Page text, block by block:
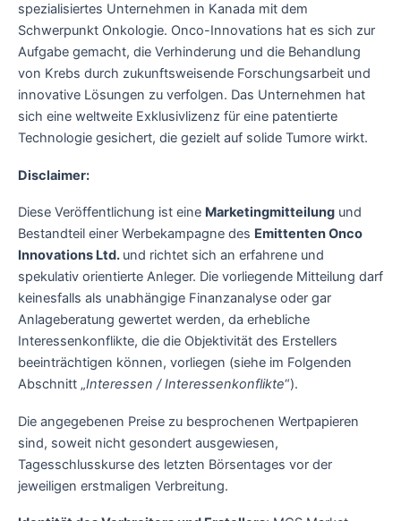
spezialisiertes Unternehmen in Kanada mit dem
Schwerpunkt Onkologie. Onco-Innovations hat es sich zur
Aufgabe gemacht, die Verhinderung und die Behandlung
von Krebs durch zukunftsweisende Forschungsarbeit und
innovative Lösungen zu verfolgen. Das Unternehmen hat
sich eine weltweite Exklusivlizenz für eine patentierte
Technologie gesichert, die gezielt auf solide Tumore wirkt.
Disclaimer:
Diese Veröffentlichung ist eine Marketingmitteilung und
Bestandteil einer Werbekampagne des Emittenten Onco
Innovations Ltd. und richtet sich an erfahrene und
spekulativ orientierte Anleger. Die vorliegende Mitteilung darf
keinesfalls als unabhängige Finanzanalyse oder gar
Anlageberatung gewertet werden, da erhebliche
Interessenkonflikte, die die Objektivität des Erstellers
beeinträchtigen können, vorliegen (siehe im Folgenden
Abschnitt „Interessen / Interessenkonflikte“).
Die angegebenen Preise zu besprochenen Wertpapieren
sind, soweit nicht gesondert ausgewiesen,
Tagesschlusskurse des letzten Börsentages vor der
jeweiligen erstmaligen Verbreitung.